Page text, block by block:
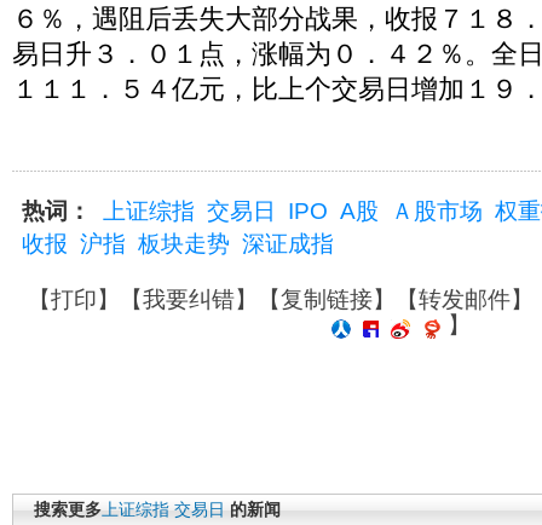
６％，遇阻后丢失大部分战果，收报７１８
易日升３．０１点，涨幅为０．４２％。全
１１１．５４亿元，比上个交易日增加１９
热词： 上证综指 交易日 IPO A股 Ａ股市场 权
收报 沪指 板块走势 深证成指
【打印】【我要纠错】【复制链接】【转发邮件】
】
搜索更多上证综指 交易日 的新闻